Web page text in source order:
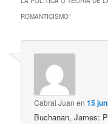
ROMANTICISMO”
Cabral Juan en15
Buchanan, James: